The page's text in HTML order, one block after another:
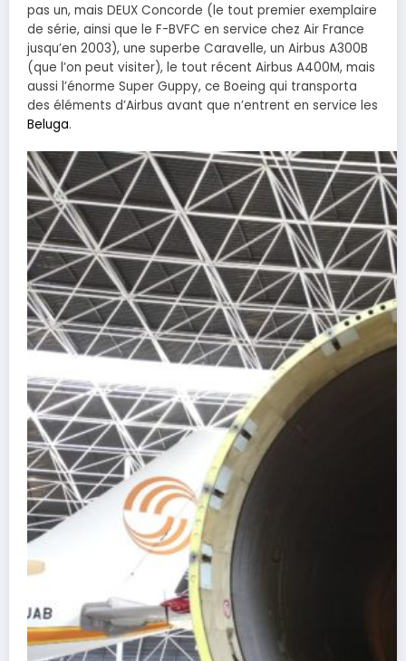
pas un, mais DEUX Concorde (le tout premier exemplaire
de série, ainsi que le F-BVFC en service chez Air France
jusqu’en 2003), une superbe Caravelle, un Airbus A300B
(que l’on peut visiter), le tout récent Airbus A400M, mais
aussi l’énorme Super Guppy, ce Boeing qui transporta
des éléments d’Airbus avant que n’entrent en service les
Beluga.